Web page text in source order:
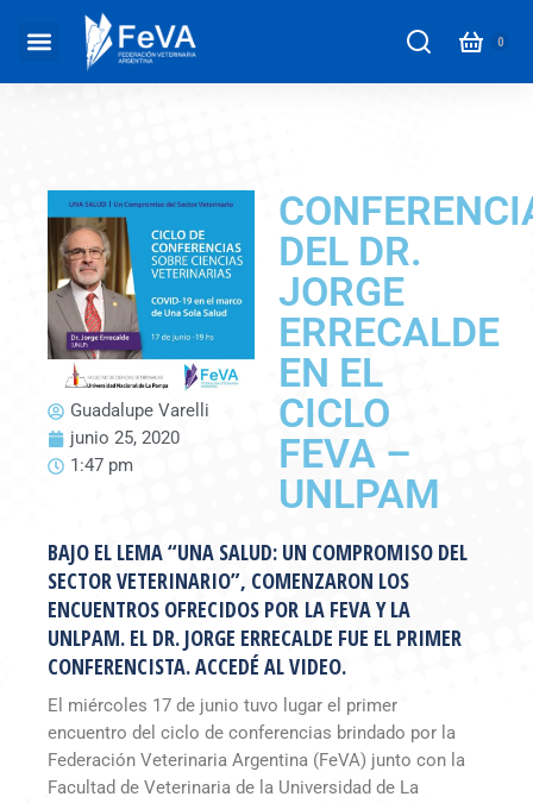
Guadalupe Varelli
junio 25, 2020
1:47 pm
DEL DR.
JORGE
ERRECALDE
EN EL
CICLO
FEVA –
UNLPAM
BAJO EL LEMA “UNA SALUD: UN COMPROMISO DEL
SECTOR VETERINARIO”, COMENZARON LOS
ENCUENTROS OFRECIDOS POR LA FEVA Y LA
UNLPAM. EL DR. JORGE ERRECALDE FUE EL PRIMER
CONFERENCISTA. ACCEDÉ AL VIDEO.
El miércoles 17 de junio tuvo lugar el primer
encuentro del ciclo de conferencias brindado por la
Federación Veterinaria Argentina (FeVA) junto con la
Facultad de Veterinaria de la Universidad de La